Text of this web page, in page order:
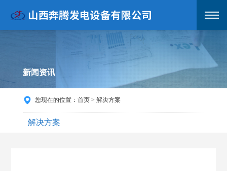
新闻资讯
您现在的位置： 首页> 解决方案
解决方案